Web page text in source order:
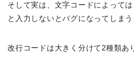
そして実は、文字コードによって
と入力しないとバグになってしまう
改行コードは大きく分けて2種類あ